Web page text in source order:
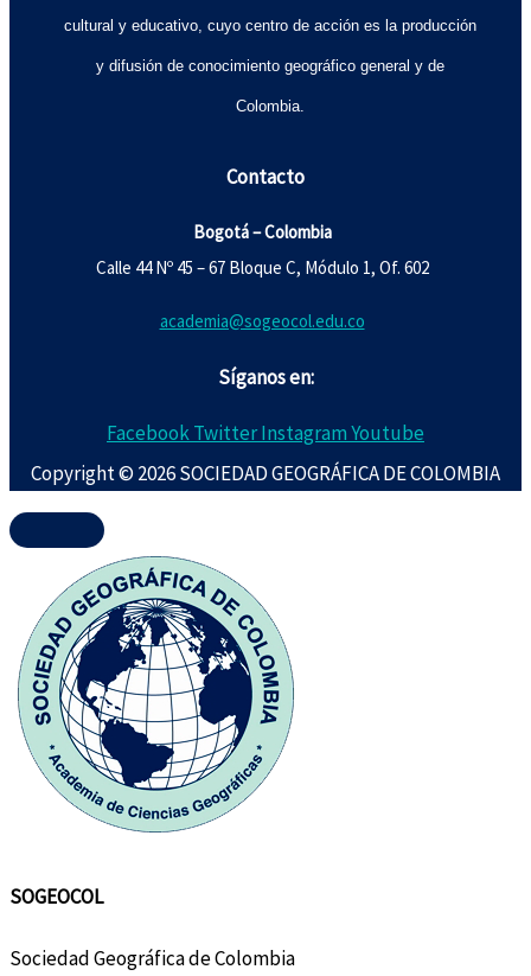
cultural y educativo, cuyo centro de acción es la producción
y difusión de conocimiento geográfico general y de
Colombia.
Contacto
Bogotá – Colombia
Calle 44 Nº 45 – 67 Bloque C, Módulo 1, Of. 602
academia@sogeocol.edu.co
Síganos en:
FacebookTwitterInstagramYoutube
Copyright © 2026 SOCIEDAD GEOGRÁFICA DE COLOMBIA
SOGEOCOL
Sociedad Geográfica de Colombia